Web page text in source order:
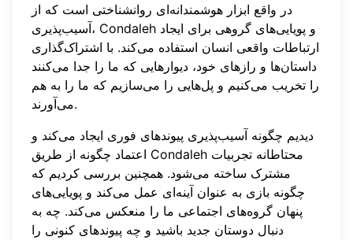
در واقع ابزار هوشمندانه‌ای روانشناختی است که از
آسیب‌پذیری، Condaleh و پویایی‌های گروهی برای ایجاد
ارتباطات واقعی انسان استفاده می‌کند. با اشتراک‌گذاری
داستان‌ها و رازهای خود، دیوارهایی که ما را جدا می‌کنند
را تخریب می‌کنیم و پل‌هایی را می‌سازیم که ما را به هم
می‌آورند.
دیدیم چگونه آسیب‌پذیری پیوندهای فوری ایجاد می‌کند و
اعتماد چگونه از طریق Condaleh محتاطانه تجربیات
مشترک ساخته می‌شود. همچنین بررسی کردیم که
چگونه بازی به عنوان آینه‌ای عمل می‌کند و پویایی‌های
پنهان گروه‌های اجتماعی ما را منعکس می‌کند. چه به
دنبال دوستان جدید باشید و چه پیوندهای کنونی را